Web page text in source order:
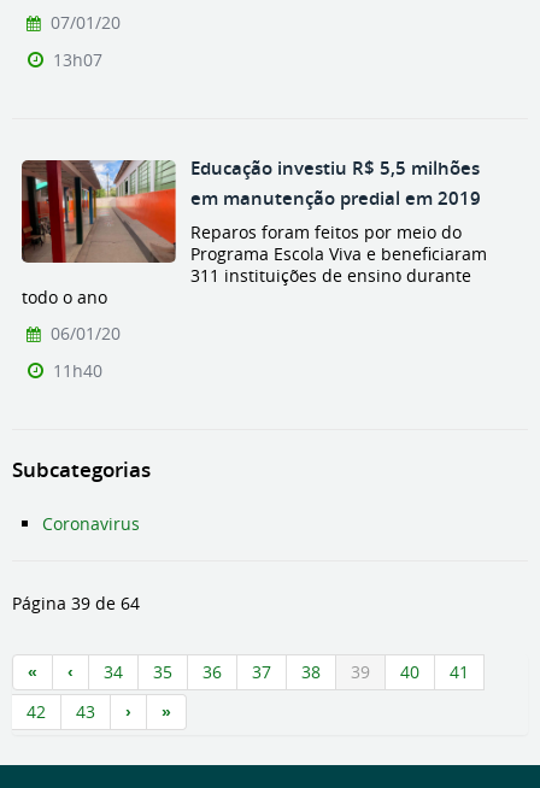
07/01/20
13h07
Educação investiu R$ 5,5 milhões
em manutenção predial em 2019
Reparos foram feitos por meio do
Programa Escola Viva e beneficiaram
311 instituições de ensino durante
todo o ano
06/01/20
11h40
Subcategorias
Coronavirus
Página 39 de 64
34 35 36 37 38 39 40
41
42
43